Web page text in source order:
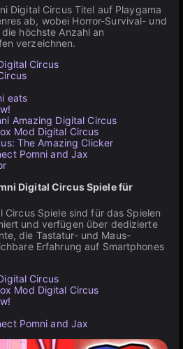
Digital Circus Titel auf Playgama
ab, wobei Horror-Survival- und
höchste Anzahl an
verzeichnen.
Circus
eats
Amazing Digital Circus
Mod Digital Circus
The Amazing Clicker
Pomni and Jax
Digital Circus Spiele für
Circus Spiele sind für das Spielen
und verfügen über dedizierte
die Tastatur- und Maus-
Erfahrung auf Smartphones
Circus
Mod Digital Circus
Pomni and Jax